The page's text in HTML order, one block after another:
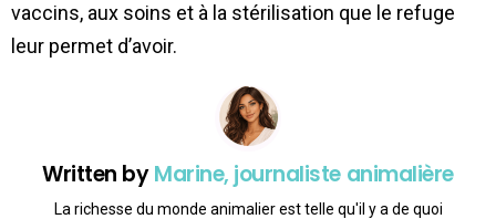
vaccins, aux soins et à la stérilisation que le refuge
leur permet d’avoir.
Written byMarine, journaliste animalière
La richesse du monde animalier est telle qu'il y a de quoi